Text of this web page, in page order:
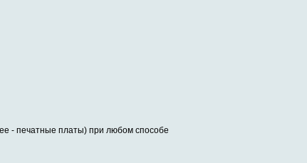
- печатные платы) при любом способе